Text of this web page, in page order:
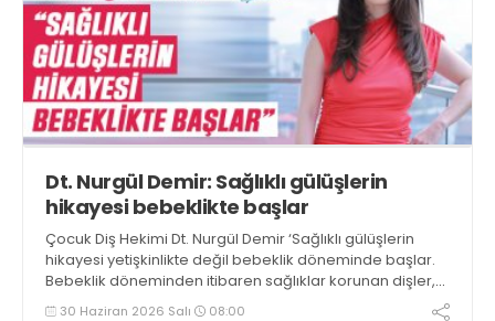
Dt. Nurgül Demir: Sağlıklı gülüşlerin
hikayesi bebeklikte başlar
Çocuk Diş Hekimi Dt. Nurgül Demir ‘Sağlıklı gülüşlerin
hikayesi yetişkinlikte değil bebeklik döneminde başlar.
Bebeklik döneminden itibaren sağlıklar korunan dişler,
gelecekteki gülüş estetiğinin yap taşlarıdır’ dedi
30 Haziran 2026 Salı 08:00